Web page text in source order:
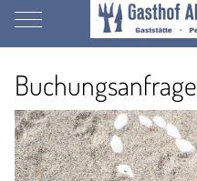
Mobile Menu Toggle
Buchungsanfrage